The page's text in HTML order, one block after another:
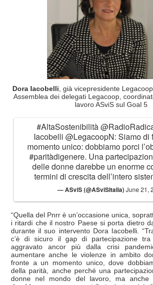
Dora Iacobelli , già vicepresidente
Assemblea dei delegati Legacoop,
lavoro ASviS sul Goal 5
#AltaSostenibilità
Iacobelli @LegacoopN: Siamo di
momento unico: dobbiamo porci
#paritàdigenere. Una
delle donne darebbe un enorme
termini di crescita dell’intero
— ASviS (@ASviSItalia)June 21,
“Quella del Pnrr è un’occasione unica,
i ritardi che il nostro Paese si porta dietro
durante il suo intervento Dora Iacobelli.
c’è di sicuro il gap di partecipazione tra
aggravato ancor più dalla crisi
aumentare anche le violenze in ambito
fronte a un momento unico, dove
della parità, anche perché una
donne nel mondo del lavoro, ma anche